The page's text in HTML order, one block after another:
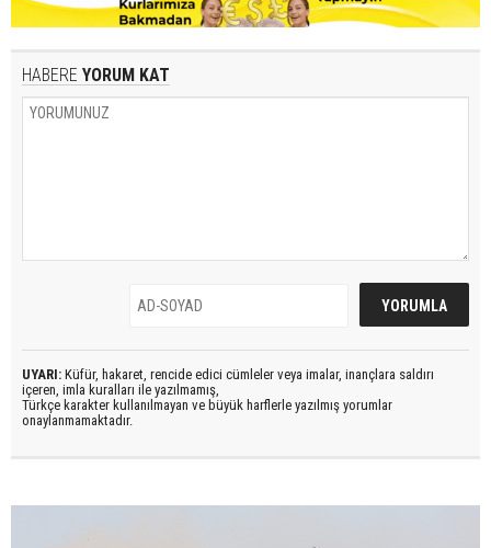
HABERE YORUM KAT
UYARI: Küfür, hakaret, rencide edici cümleler veya imalar, inançlara saldırı
içeren, imla kuralları ile yazılmamış,
Türkçe karakter kullanılmayan ve büyük harflerle yazılmış yorumlar
onaylanmamaktadır.